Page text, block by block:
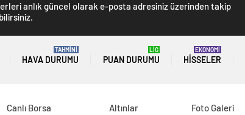
anlık güncel olarak e-posta adresiniz üzerinden takip
HAVA DURUMU
TAHMİNİ
PUAN DURUMU
LİG
HISSELER
EKONOMİ
Canlı Borsa Altınlar Foto Galeri